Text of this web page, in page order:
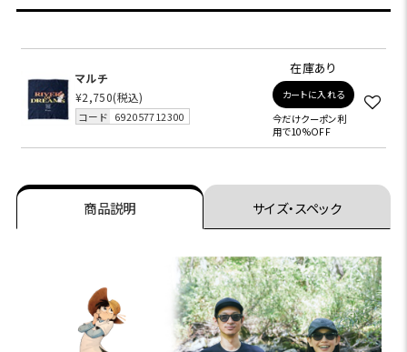
マルチ
¥2,750(税込)
コード 692057712300
在庫あり
カートに入れる
今だけクーポン利
用で10%OFF
商品説明 サイズ・スペック